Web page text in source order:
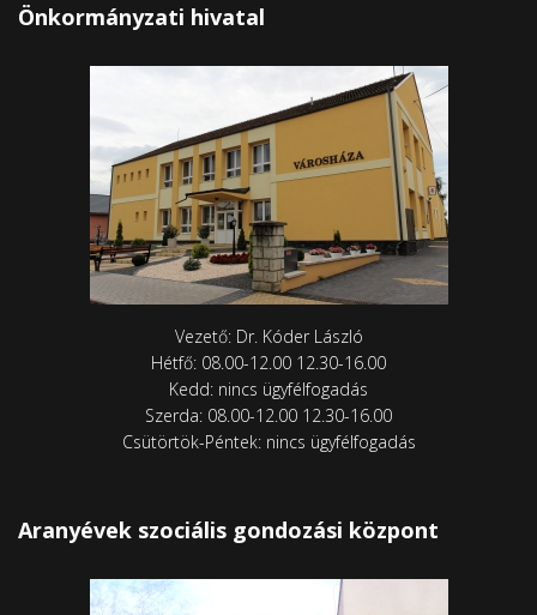
Önkormányzati hivatal
Vezető: Dr. Kóder László
Hétfő: 08.00-12.00 12.30-16.00
Kedd: nincs ügyfélfogadás
Szerda: 08.00-12.00 12.30-16.00
Csütörtök-Péntek: nincs ügyfélfogadás
Aranyévek szociális gondozási központ